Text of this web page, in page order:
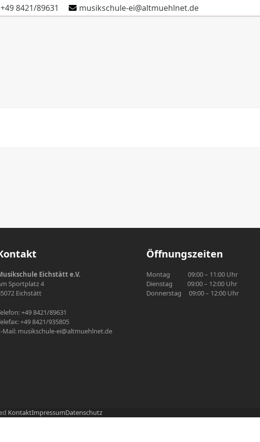
+49 8421/89631 musikschule-ei@altmuehlnet.de
Eichstätt e.V.
Sportplatz 4
Eichstätt
+49 8421/89631
+49 8421/935805
Mail: musikschule-ei@altmuehlnet.de
Öffnungszeiten
Montag 09:00 – 11:00 Uhr
Dienstag 09:00 – 12:00 Uhr
Donnerstag 09:00 – 12:00 Uhr
KontaktImpressumDatenschutz